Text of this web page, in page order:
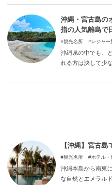
日常を忘れられる
真を撮って、一生
みてください。
沖縄・宮古島の
指の人気離島で
観光名所 レジャー
沖縄県の中でも、
れる方は決して少
夏休みに足を運ん
たりとまさに多く
【沖縄】宮古島
観光名所 ホテル・
沖縄本島から南東
な自然とエメラル